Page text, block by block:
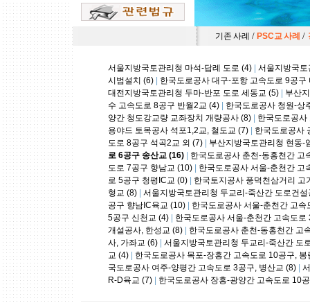
기존 사례 /PSC교 사례 /
서울지방국토관리청 마석-답례 도로 (4)
서울지방국
시범설치 (6)
한국도로공사 대구-포항 고속도로 9공구
대전지방국토관리청 두마-반포 도로 세동교 (5)
부산
수 고속도로 8공구 반월2교 (4)
한국도로공사 청원-상
양간 청도강교량 교좌장치 개량공사 (8)
한국도로공
용야드 토목공사 석포1,2교, 철도교 (7)
한국도로공사
도로 8공구 석곡2교 외 (7)
부산지방국토관리청 현동-
로 6공구 송산교 (16)
한국도로공사 춘천-동홍천간 고
도로 7공구 향남교 (10)
한국도로공사 서울-춘천간 고
로 5공구 청평IC교 (0)
한국토지공사 풍덕천삼거리 고
형교 (8)
서울지방국토관리청 두교리-죽산간 도로건
공구 향남IC육교 (10)
한국도로공사 서울-춘천간 고
5공구 신천교 (4)
한국도로공사 서울-춘천간 고속도
개설공사, 한성교 (8)
한국도로공사 춘천-동홍천간 고
사, 가좌교 (6)
서울지방국토관리청 두교리-죽산간 도
교 (4)
한국도로공사 목포-장흥간 고속도로 10공구, 봉
국도로공사 여주-양평간 고속도로 3공구, 병산교 (8)
R-D육교 (7)
한국도로공사 장흥-광양간 고속도로 10